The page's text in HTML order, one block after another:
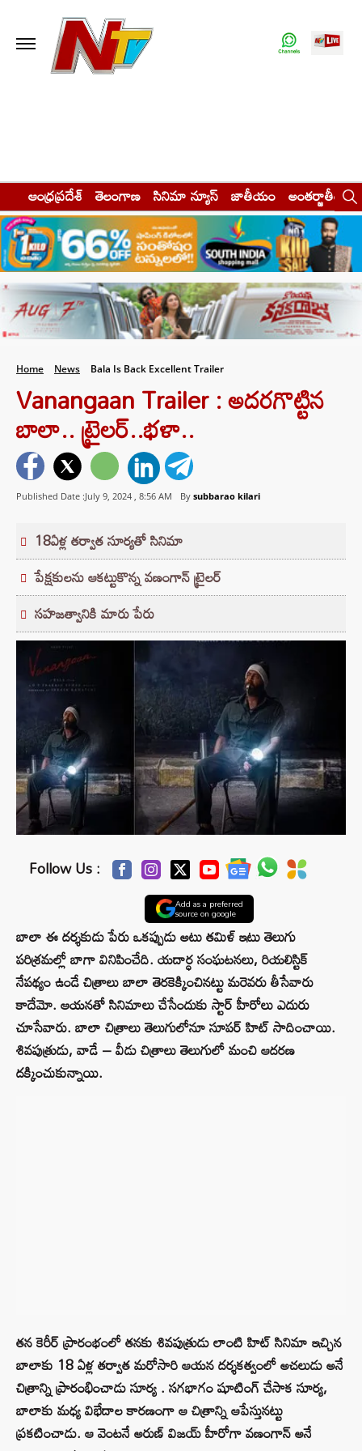
ఆంధ్రప్రదేశ్ తెలంగాణ సినిమా న్యూస్ జాతీయం అంతర్జాతీయం
Home News Bala Is Back Excellent Trailer
Vanangaan Trailer : అదరగొట్టిన
బాలా.. ట్రైలర్..భళా..
Published Date :July 9, 2024 , 8:56 AM By subbarao kilari
18ఏళ్ల తర్వాత సూర్యతో సినిమా
పేక్షకులను ఆకట్టుకొన్న వణంగాన్‌ ట్రైలర్
సహజత్వానికి మారు పేరు
Follow Us :
Add as a preferred
source on google
బాలా ఈ దర్శకుడు పేరు ఒకప్పుడు అటు తమిళ్ ఇటు తెలుగు
పరిశ్రమల్లో బాగా వినిపించేది. యదార్ధ సంఘటనలు, రియలిస్టిక్
నేపథ్యం ఉండే చిత్రాలు బాలా తెరకెక్కించినట్టు మరెవరు తీసేవారు
కాదేమో. ఆయనతో సినిమాలు చేసేందుకు స్టార్ హీరోలు ఎదురు
చూసేవారు. బాలా చిత్రాలు తెలుగులోనూ సూపర్ హిట్ సాదించాయి.
శివపుత్రుడు, వాడే – వీడు చిత్రాలు తెలుగులో మంచి ఆదరణ
దక్కించుకున్నాయి.
తన కెరీర్ ప్రారంభంలో తనకు శివపుత్రుడు లాంటి హిట్ సినిమా ఇచ్చిన
బాలాకు 18 ఏళ్ల తర్వాత మరోసారి ఆయన దర్శకత్వంలో అచలుడు అనే
చిత్రాన్ని ప్రారంభించాడు సూర్య . సగభాగం షూటింగ్ చేసాక సూర్య,
బాలాకు మధ్య విభేదాల కారణంగా ఆ చిత్రాన్ని ఆపేస్తునట్టు
ప్రకటించాడు. ఆ వెంటనే అరుణ్ విజయ్ హీరోగా వణంగాన్‌ అనే